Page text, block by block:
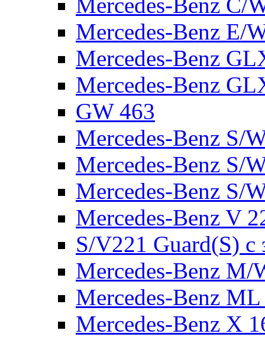
Mercedes-Benz E/
Mercedes-Benz
Mercedes-Benz
GW 463
Mercedes-Benz S/
Mercedes-Benz S/
Mercedes-Benz S/
Mercedes-Benz V
S/V221 Guard(S) с
Mercedes-Benz M/
Mercedes-Benz
Mercedes-Benz X